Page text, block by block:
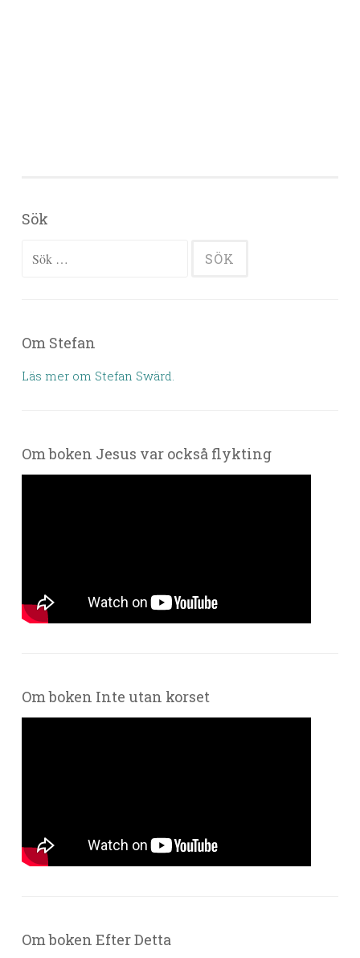
Sök
Sök efter:
Om Stefan
Läs mer om Stefan Swärd.
Om boken Jesus var också flykting
Om boken Inte utan korset
Om boken Efter Detta